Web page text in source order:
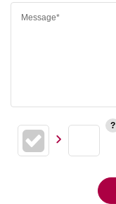
Message*